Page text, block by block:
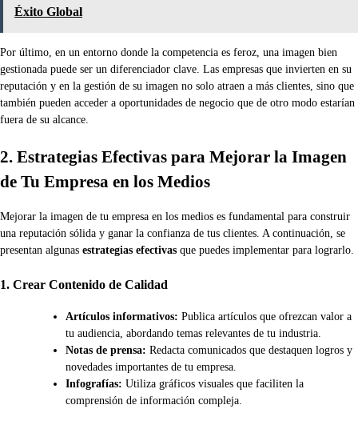
Éxito Global
Por último, en un entorno donde la competencia es feroz, una imagen bien
gestionada puede ser un diferenciador clave. Las empresas que invierten en su
reputación y en la gestión de su imagen no solo atraen a más clientes, sino que
también pueden acceder a oportunidades de negocio que de otro modo estarían
fuera de su alcance.
2. Estrategias Efectivas para Mejorar la Imagen
de Tu Empresa en los Medios
Mejorar la imagen de tu empresa en los medios es fundamental para construir
una reputación sólida y ganar la confianza de tus clientes. A continuación, se
presentan algunas estrategias efectivas que puedes implementar para lograrlo.
1. Crear Contenido de Calidad
Artículos informativos: Publica artículos que ofrezcan valor a
tu audiencia, abordando temas relevantes de tu industria.
Notas de prensa: Redacta comunicados que destaquen logros y
novedades importantes de tu empresa.
Infografías: Utiliza gráficos visuales que faciliten la
comprensión de información compleja.